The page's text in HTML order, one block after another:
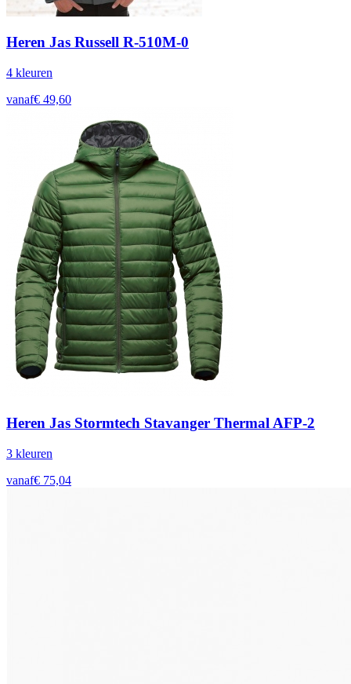
Heren Jas Russell R-510M-0
4 kleuren
vanaf€ 49,60
Heren Jas Stormtech Stavanger Thermal AFP-2
3 kleuren
vanaf€ 75,04